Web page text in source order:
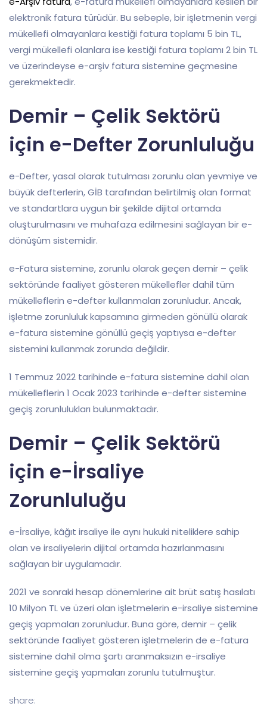
elektronik fatura türüdür. Bu sebeple, bir işletmenin vergi
mükellefi olmayanlara kestiği fatura toplamı 5 bin TL,
vergi mükellefi olanlara ise kestiği fatura toplamı 2 bin TL
ve üzerindeyse e-arşiv fatura sistemine geçmesine
gerekmektedir.
Demir – Çelik Sektörü
için e-Defter Zorunluluğu
e-Defter, yasal olarak tutulması zorunlu olan yevmiye ve
büyük defterlerin, GİB tarafından belirtilmiş olan format
ve standartlara uygun bir şekilde dijital ortamda
oluşturulmasını ve muhafaza edilmesini sağlayan bir e-
dönüşüm sistemidir.
e-Fatura sistemine, zorunlu olarak geçen demir – çelik
sektöründe faaliyet gösteren mükellefler dahil tüm
mükelleflerin e-defter kullanmaları zorunludur. Ancak,
işletme zorunluluk kapsamına girmeden gönüllü olarak
e-fatura sistemine gönüllü geçiş yaptıysa e-defter
sistemini kullanmak zorunda değildir.
1 Temmuz 2022 tarihinde e-fatura sistemine dahil olan
mükelleflerin 1 Ocak 2023 tarihinde e-defter sistemine
geçiş zorunlulukları bulunmaktadır.
Demir – Çelik Sektörü
için e-İrsaliye
Zorunluluğu
e-İrsaliye, kâğıt irsaliye ile aynı hukuki niteliklere sahip
olan ve irsaliyelerin dijital ortamda hazırlanmasını
sağlayan bir uygulamadır.
2021 ve sonraki hesap dönemlerine ait brüt satış hasılatı
10 Milyon TL ve üzeri olan işletmelerin e-irsaliye sistemine
geçiş yapmaları zorunludur. Buna göre, demir – çelik
sektöründe faaliyet gösteren işletmelerin de e-fatura
sistemine dahil olma şartı aranmaksızın e-irsaliye
sistemine geçiş yapmaları zorunlu tutulmuştur.
share: